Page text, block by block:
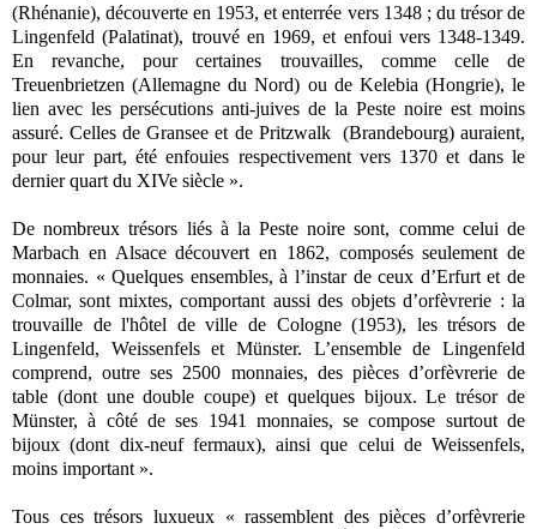
(Rhénanie), découverte en 1953, et enterrée vers 1348 ; du trésor de
Lingenfeld (Palatinat), trouvé en 1969, et enfoui vers 1348-1349.
En revanche, pour certaines trouvailles, comme celle de
Treuenbrietzen (Allemagne du Nord) ou de Kelebia (Hongrie), le
lien avec les persécutions anti-juives de la Peste noire est moins
assuré. Celles de Gransee et de Pritzwalk (Brandebourg) auraient,
pour leur part, été enfouies respectivement vers 1370 et dans le
dernier quart du XIVe siècle ».
De nombreux trésors liés à la Peste noire sont, comme celui de
Marbach en Alsace découvert en 1862, composés seulement de
monnaies. « Quelques ensembles, à l’instar de ceux d’Erfurt et de
Colmar, sont mixtes, comportant aussi des objets d’orfèvrerie : la
trouvaille de l'hôtel de ville de Cologne (1953), les trésors de
Lingenfeld, Weissenfels et Münster. L’ensemble de Lingenfeld
comprend, outre ses 2500 monnaies, des pièces d’orfèvrerie de
table (dont une double coupe) et quelques bijoux. Le trésor de
Münster, à côté de ses 1941 monnaies, se compose surtout de
bijoux (dont dix-neuf fermaux), ainsi que celui de Weissenfels,
moins important ».
Tous ces trésors luxueux « rassemblent des pièces d’orfèvrerie